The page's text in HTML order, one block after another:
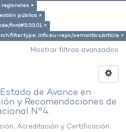
×
pública ×
ford#5.03.01 ×
info:eu-repo/semantics/article ×
Mostrar filtros avanzados
de Avance en
y Recomendaciones de
N°4.
Acreditación y Certificación